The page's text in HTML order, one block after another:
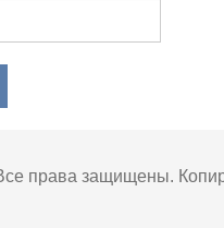
права защищены.